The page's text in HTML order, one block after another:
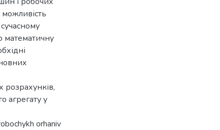
математичну
розрахунків,
агрегату у
orhaniv